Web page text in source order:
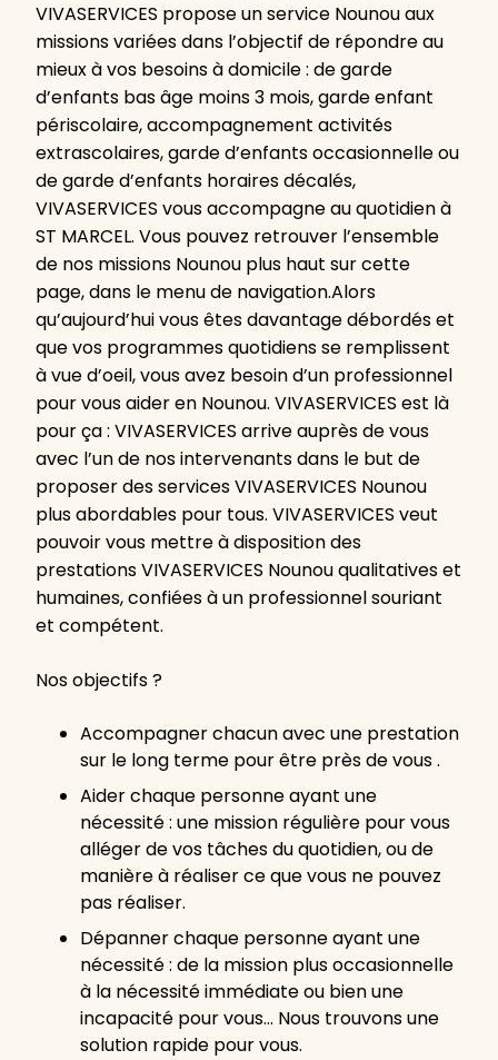
VIVASERVICES propose un service Nounou aux
missions variées dans l’objectif de répondre au
mieux à vos besoins à domicile : de garde
d’enfants bas âge moins 3 mois, garde enfant
périscolaire, accompagnement activités
extrascolaires, garde d’enfants occasionnelle ou
de garde d’enfants horaires décalés,
VIVASERVICES vous accompagne au quotidien à
ST MARCEL. Vous pouvez retrouver l’ensemble
de nos missions Nounou plus haut sur cette
page, dans le menu de navigation.Alors
qu’aujourd’hui vous êtes davantage débordés et
que vos programmes quotidiens se remplissent
à vue d’oeil, vous avez besoin d’un professionnel
pour vous aider en Nounou. VIVASERVICES est là
pour ça : VIVASERVICES arrive auprès de vous
avec l’un de nos intervenants dans le but de
proposer des services VIVASERVICES Nounou
plus abordables pour tous. VIVASERVICES veut
pouvoir vous mettre à disposition des
prestations VIVASERVICES Nounou qualitatives et
humaines, confiées à un professionnel souriant
et compétent.
Nos objectifs ?
Accompagner chacun avec une prestation
sur le long terme pour être près de vous .
Aider chaque personne ayant une
nécessité : une mission régulière pour vous
alléger de vos tâches du quotidien, ou de
manière à réaliser ce que vous ne pouvez
pas réaliser.
Dépanner chaque personne ayant une
nécessité : de la mission plus occasionnelle
à la nécessité immédiate ou bien une
incapacité pour vous… Nous trouvons une
solution rapide pour vous.